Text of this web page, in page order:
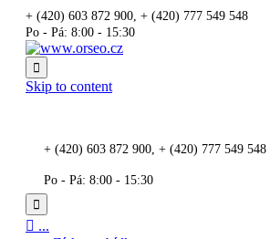
+ (420) 603 872 900, + (420) 777 549 548
Po - Pá: 8:00 - 15:30

Skip to content
+ (420) 603 872 900, + (420) 777 549 548
Po - Pá: 8:00 - 15:30

 ...